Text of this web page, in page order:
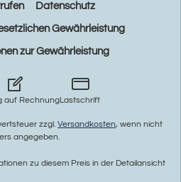
Datenschutz
Gewährleistung
zur Gewährleistung
auf RechnungLastschrift
zzgl. Versandkosten, wenn nicht
angegeben.
zu diesem Preis in der Detailansicht